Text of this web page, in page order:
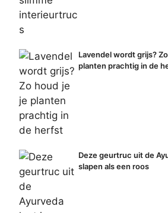
Lavendel wordt grijs?
planten prachtig in de
Deze geurtruc uit de
slapen als een roos